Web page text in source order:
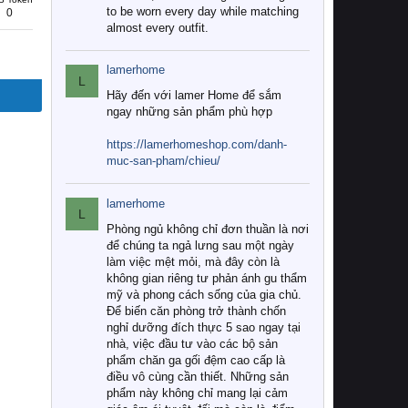
0
to be worn every day while matching
almost every outfit.
L
lamerhome
Hãy đến với lamer Home để sắm
ngay những sản phẩm phù hợp
https://lamerhomeshop.com/danh-
muc-san-pham/chieu/
L
lamerhome
Phòng ngủ không chỉ đơn thuần là nơi
để chúng ta ngả lưng sau một ngày
làm việc mệt mỏi, mà đây còn là
không gian riêng tư phản ánh gu thẩm
mỹ và phong cách sống của gia chủ.
Để biến căn phòng trở thành chốn
nghỉ dưỡng đích thực 5 sao ngay tại
nhà, việc đầu tư vào các bộ sản
phẩm chăn ga gối đệm cao cấp là
điều vô cùng cần thiết. Những sản
phẩm này không chỉ mang lại cảm